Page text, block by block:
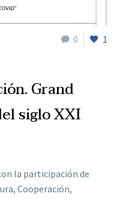
0 1
Grand
siglo XXI
la participación de
Cooperación,